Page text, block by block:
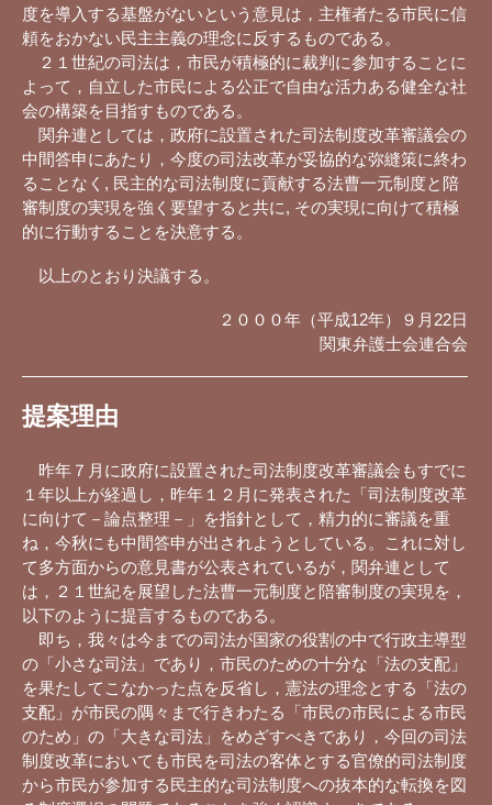
度を導入する基盤がないという意見は，主権者たる市民に信
頼をおかない民主主義の理念に反するものである。
２１世紀の司法は，市民が積極的に裁判に参加することに
よって，自立した市民による公正で自由な活力ある健全な社
会の構築を目指すものである。
関弁連としては，政府に設置された司法制度改革審議会の
中間答申にあたり，今度の司法改革が妥協的な弥縫策に終わ
ることなく, 民主的な司法制度に貢献する法曹一元制度と陪
審制度の実現を強く要望すると共に, その実現に向けて積極
的に行動することを決意する。
以上のとおり決議する。
２０００年（平成12年）９月22日
関東弁護士会連合会
提案理由
昨年７月に政府に設置された司法制度改革審議会もすでに
１年以上が経過し，昨年１２月に発表された「司法制度改革
に向けて－論点整理－」を指針として，精力的に審議を重
ね，今秋にも中間答申が出されようとしている。これに対し
て多方面からの意見書が公表されているが，関弁連として
は，２１世紀を展望した法曹一元制度と陪審制度の実現を，
以下のように提言するものである。
即ち，我々は今までの司法が国家の役割の中で行政主導型
の「小さな司法」であり，市民のための十分な「法の支配」
を果たしてこなかった点を反省し，憲法の理念とする「法の
支配」が市民の隅々まで行きわたる「市民の市民による市民
のため」の「大きな司法」をめざすべきであり，今回の司法
制度改革においても市民を司法の客体とする官僚的司法制度
から市民が参加する民主的な司法制度への抜本的な転換を図